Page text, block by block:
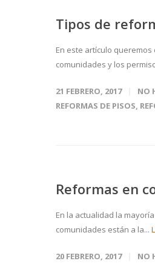
Tipos de
En este artículo
comunidades y los
21 FEBRERO, 2017 NO
REFORMAS DE PISOS,
Reformas en
En la actualidad la
comunidades están a la...
20 FEBRERO, 2017 NO